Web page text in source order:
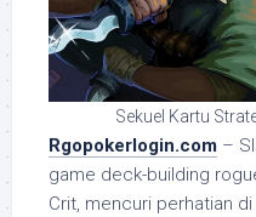
Sekuel Kartu
Rgopokerlogin.com –
game deck-building
Crit, mencuri perhatian